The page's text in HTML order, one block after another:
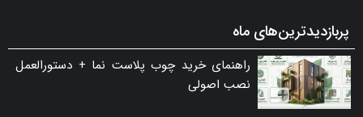
پربازدیدترین‌های ماه
راهنمای خرید چوب پلاست نما + دستورالعمل
نصب اصولی